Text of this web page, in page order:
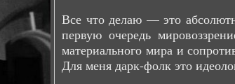
Все что делаю — это
первую очередь
материального мира и
Для меня дарк-фолк это